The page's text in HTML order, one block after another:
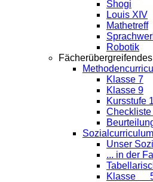
Shogi
Louis XIV
Mathetreff
Robotik
Fächerübergreifendes
Klasse 7
Klasse 9
Kursstufe 1
Sozialcurriculum
Unser
... in der
Klasse